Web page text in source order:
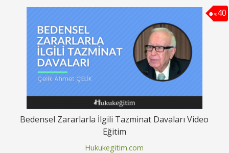
%40
Bedensel Zararlarla İlgili Tazminat Davaları Video
Eğitim
Hukukegitim.com